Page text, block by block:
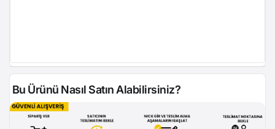
Bu Ürünü Nasıl Satın Alabilirsiniz?